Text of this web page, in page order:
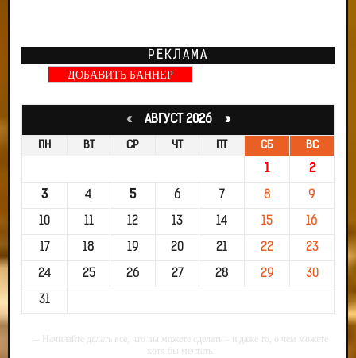
РЕКЛАМА
ДОБАВИТЬ БАННЕР
«АВГУСТ 2026 »
ПН ВТ СР ЧТ ПТ СБ ВС
1 2
3 4 5 6 7 8 9
10 11 12 13 14 15 16
17 18 19 20 21 22 23
24 25 26 27 28 29 30
31
-- Начинайте делать все, что вы можете сделать – и даже то, о чем можете
хотя бы мечтать.